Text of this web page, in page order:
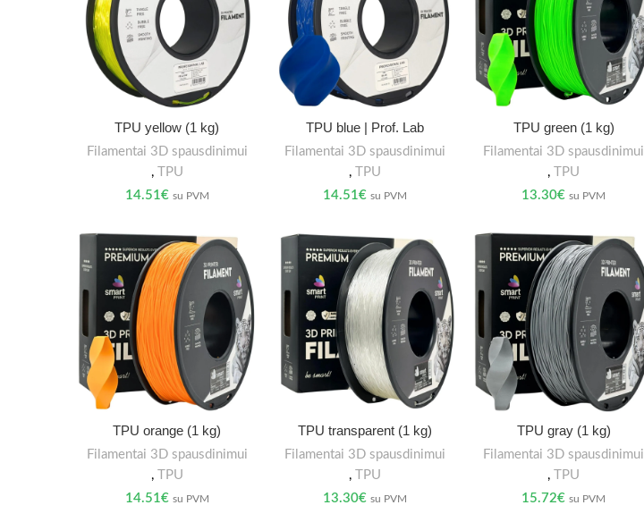
TPU yellow (1 kg)
Filamentai 3D spausdinimui
,
TPU
14.51€ su PVM
TPU blue | Prof. Lab
Filamentai 3D spausdinimui
,
TPU
14.51€ su PVM
TPU green (1 kg)
Filamentai 3D spausdinimui
,
TPU
13.30€ su PVM
TPU orange (1 kg)
Filamentai 3D spausdinimui
,
TPU
14.51€ su PVM
TPU transparent (1 kg)
Filamentai 3D spausdinimui
,
TPU
13.30€ su PVM
TPU gray (1 kg)
Filamentai 3D spausdinimui
,
TPU
15.72€ su PVM